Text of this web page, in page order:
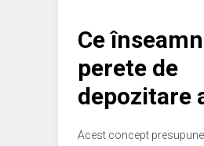
Ce
perete de
depozitare
Acest concept